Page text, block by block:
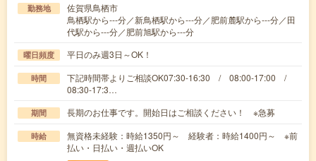
勤務地
佐賀県鳥栖市
鳥栖駅から---分／新鳥栖駅から---分／肥前麓駅から---分／田
代駅から---分／肥前旭駅から---分
曜日頻度 平日のみ週3日～OK！
時間
下記時間帯よりご相談OK07:30-16:30 / 08:00-17:00 /
08:30-17:3…
期間 長期のお仕事です。開始日はご相談ください！ ※急募
時給
無資格未経験：時給1350円～ 経験者：時給1400円～ ※前
払い・日払い・週払いOK